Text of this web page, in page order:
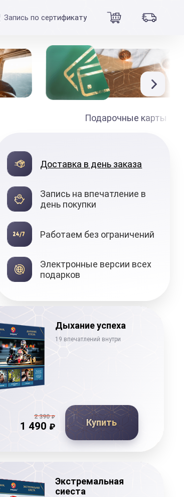
Запись по сертификату
Подарочные карты
от
Подарочные
сертификаты
Доставка в день заказа
Запись на впечатление в
день покупки
Работаем без ограничений
Электронные версии всех
подарков
Дыхание успеха
19 впечатлений внутри
2 390₽
1 490 ₽ Купить
Экстремальная
сиеста